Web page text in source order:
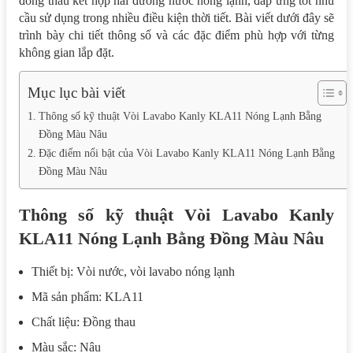
cầu sử dụng trong nhiều điều kiện thời tiết. Bài viết dưới đây sẽ
trình bày chi tiết thông số và các đặc điểm phù hợp với từng
không gian lắp đặt.
Mục lục bài viết
Thông số kỹ thuật Vòi Lavabo Kanly KLA11 Nóng Lạnh Bằng
Đồng Màu Nâu
Đặc điểm nổi bật của Vòi Lavabo Kanly KLA11 Nóng Lạnh Bằng
Đồng Màu Nâu
Thông số kỹ thuật Vòi Lavabo Kanly
KLA11 Nóng Lạnh Bằng Đồng Màu Nâu
Thiết bị: Vòi nước, vòi lavabo nóng lạnh
Mã sản phẩm: KLA11
Chất liệu: Đồng thau
Màu sắc: Nâu